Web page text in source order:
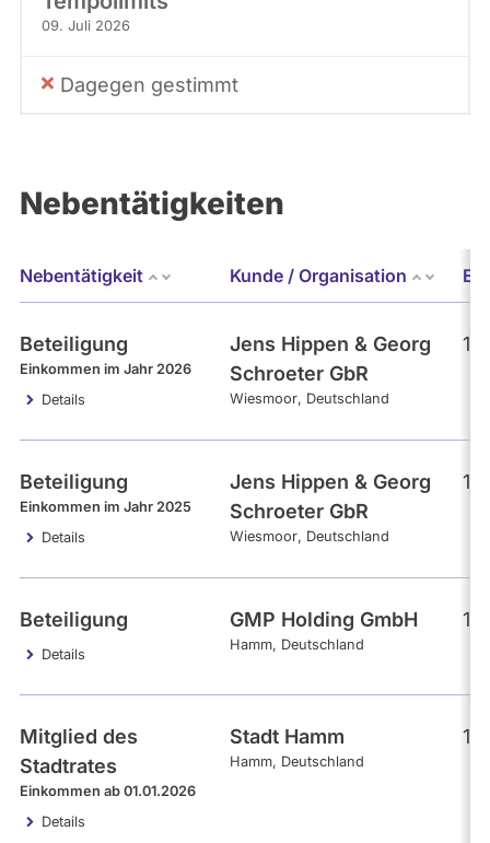
09. Juli 2026
Dagegen gestimmt
Nebentätigkeiten
Nebentätigkeit Kunde / Organisation
Beteiligung
Einkommen im Jahr 2026
Details
Jens Hippen & Georg
Schroeter GbR
Wiesmoor Deutschland
Beteiligung
Einkommen im Jahr 2025
Details
Jens Hippen & Georg
Schroeter GbR
Wiesmoor Deutschland
Beteiligung
Details
GMP Holding GmbH
Hamm Deutschland
Mitglied des
Stadtrates
Einkommen ab 01.01.2026
Details
Stadt Hamm
Hamm Deutschland